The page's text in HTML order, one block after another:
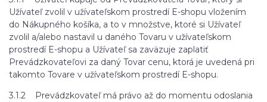
Užívateľ zvolil v užívateľskom prostredí E-shopu vložením
do Nákupného košíka, a to v množstve, ktoré si Užívateľ
zvolil a/alebo nastavil u daného Tovaru v užívateľskom
prostredí E-shopu a Užívateľ sa zaväzuje zaplatiť
Prevádzkovateľovi za daný Tovar cenu, ktorá je uvedená pri
takomto Tovare v užívateľskom prostredí E-shopu.
3.1.2 Prevádzkovateľ má právo až do momentu odoslania